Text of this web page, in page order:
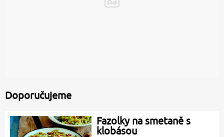
Doporučujeme
Fazolky na smetaně s
klobásou